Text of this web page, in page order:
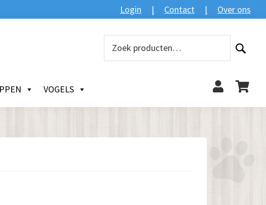
Login Contact Over ons
VOGELS
Zoeken